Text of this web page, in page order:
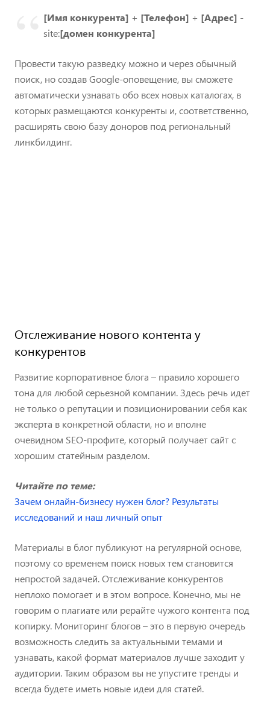
[Имя конкурента] + [Телефон] + [Адрес] -
site:[домен конкурента]
Провести такую разведку можно и через обычный
поиск, но создав Google-оповещение, вы сможете
автоматически узнавать обо всех новых каталогах, в
которых размещаются конкуренты и, соответственно,
расширять свою базу доноров под региональный
линкбилдинг.
Отслеживание нового контента у
конкурентов
Развитие корпоративное блога – правило хорошего
тона для любой серьезной компании. Здесь речь идет
не только о репутации и позиционировании себя как
эксперта в конкретной области, но и вполне
очевидном SEO-профите, который получает сайт с
хорошим статейным разделом.
Читайте по теме:
Зачем онлайн-бизнесу нужен блог? Результаты
исследований и наш личный опыт
Материалы в блог публикуют на регулярной основе,
поэтому со временем поиск новых тем становится
непростой задачей. Отслеживание конкурентов
неплохо помогает и в этом вопросе. Конечно, мы не
говорим о плагиате или рерайте чужого контента под
копирку. Мониторинг блогов – это в первую очередь
возможность следить за актуальными темами и
узнавать, какой формат материалов лучше заходит у
аудитории. Таким образом вы не упустите тренды и
всегда будете иметь новые идеи для статей.